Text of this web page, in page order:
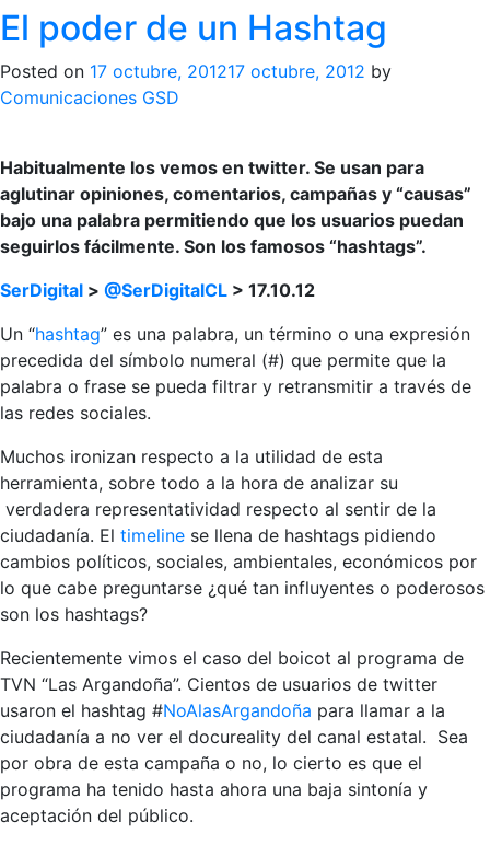
El poder de un Hashtag
Posted on 17 octubre, 201217 octubre, 2012 by
Comunicaciones GSD
Habitualmente los vemos en twitter. Se usan para
aglutinar opiniones, comentarios, campañas y “causas”
bajo una palabra permitiendo que los usuarios puedan
seguirlos fácilmente. Son los famosos “hashtags”.
SerDigital > @SerDigitalCL > 17.10.12
Un “hashtag” es una palabra, un término o una expresión
precedida del símbolo numeral (#) que permite que la
palabra o frase se pueda filtrar y retransmitir a través de
las redes sociales.
Muchos ironizan respecto a la utilidad de esta
herramienta, sobre todo a la hora de analizar su
verdadera representatividad respecto al sentir de la
ciudadanía. El timeline se llena de hashtags pidiendo
cambios políticos, sociales, ambientales, económicos por
lo que cabe preguntarse ¿qué tan influyentes o poderosos
son los hashtags?
Recientemente vimos el caso del boicot al programa de
TVN “Las Argandoña”. Cientos de usuarios de twitter
usaron el hashtag #NoAlasArgandoña para llamar a la
ciudadanía a no ver el docureality del canal estatal. Sea
por obra de esta campaña o no, lo cierto es que el
programa ha tenido hasta ahora una baja sintonía y
aceptación del público.